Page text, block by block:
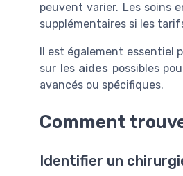
peuvent varier. Les soins
supplémentaires si les
Il est également essentiel
sur les aides possibles
avancés ou spécifiques.
Comment
Identifier un